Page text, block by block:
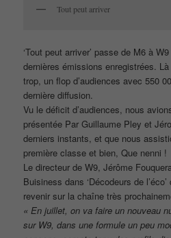
Tout peut arriver
‘Tout peut arriver’ passe de M6 à
dernières émissions enregistrées.
trop, un flop d’audiences avec 550
dernière diffusion.
Vu le déficit d’audiences, nous
présentée Par Guillaume Pley et
derniers instants, et que nous
première classe et bien, Que nenni !
Le directeur de W9, Jérôme
Buisiness dans ‘Décodeurs de
revenir sur la chaîne très
« En juillet, on va faire un nouveau
sur W9, dans une formule un peu